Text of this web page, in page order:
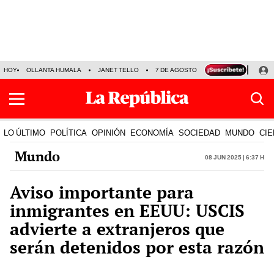
HOY OLLANTA HUMALA JANET TELLO 7 DE AGOSTO TINKA RESULTADOS
LO ÚLTIMO POLÍTICA OPINIÓN ECONOMÍA SOCIEDAD MUNDO
Mundo 08 Jun 2025 | 6:37 h
Aviso importante para
inmigrantes en EEUU: USCIS
advierte a extranjeros que
serán detenidos por esta razón